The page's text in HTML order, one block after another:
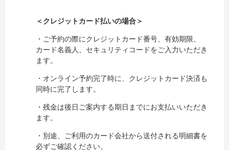
＜クレジットカード払いの場合＞
・ご予約の際にクレジットカード番号、有効期限、
カード名義人、セキュリティコードをご入力いただき
ます。
・オンライン予約完了時に、クレジットカード決済も
同時に完了します。
・残金は後日ご案内する期日までにお支払いいただき
ます。
・別途、ご利用のカード会社から送付される明細書を
必ずご確認ください。